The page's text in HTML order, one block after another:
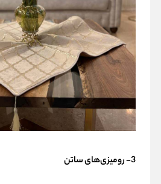
3- رومیزی‌های ساتن